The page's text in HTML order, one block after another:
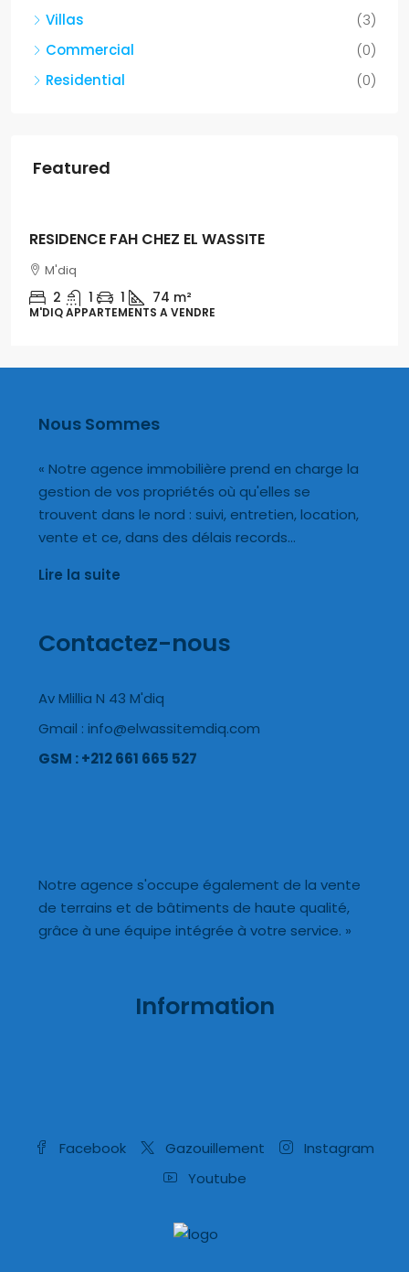
Villas
(3)
Commercial
(0)
Residential
(0)
Featured
RESIDENCE FAH CHEZ EL WASSITE
M'diq
2 1 1 74 m²
M'DIQ APPARTEMENTS A VENDRE
Nous Sommes
« Notre agence immobilière prend en charge la
gestion de vos propriétés où qu'elles se
trouvent dans le nord : suivi, entretien, location,
vente et ce, dans des délais records…
Lire la suite
Contactez-nous
Av Mlillia N 43 M'diq
Gmail : info@elwassitemdiq.com
GSM : +212 661 665 527
Notre agence s'occupe également de la vente
de terrains et de bâtiments de haute qualité,
grâce à une équipe intégrée à votre service. »
Information
Facebook Gazouillement
Instagram
Youtube